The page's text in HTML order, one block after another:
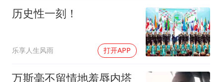
夯实基础开新局
历史性一刻！
乐享人生风雨 打开APP
万斯毫不留情地羞辱内塔